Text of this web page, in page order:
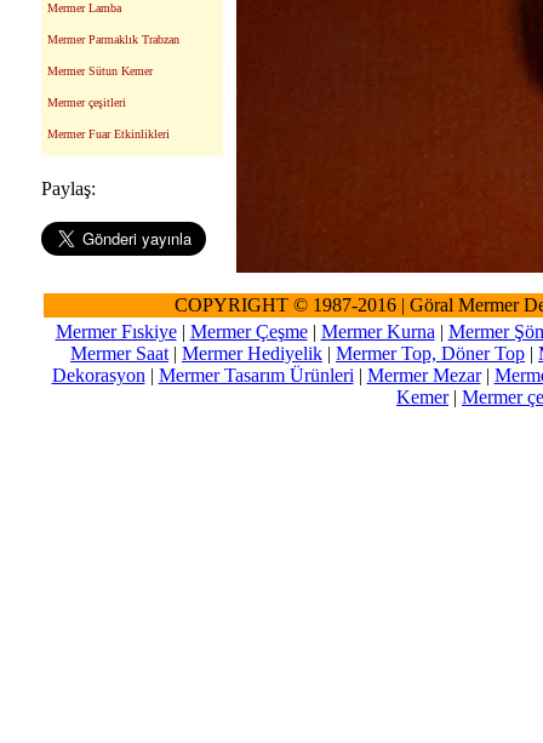
Mermer Lamba
Mermer Parmaklık Trabzan
Mermer Sütun Kemer
Mermer çeşitleri
Mermer Fuar Etkinlikleri
Paylaş:
COPYRIGHT © 1987-2016 | Göral Mermer
Mermer Fıskiye| Mermer Çeşme| Mermer Kurna | Mermer
Mermer Saat | Mermer Hediyelik | Mermer Top, Döner Top |
Dekorasyon | Mermer Tasarım Ürünleri | Mermer Mezar|
Kemer| Mermer